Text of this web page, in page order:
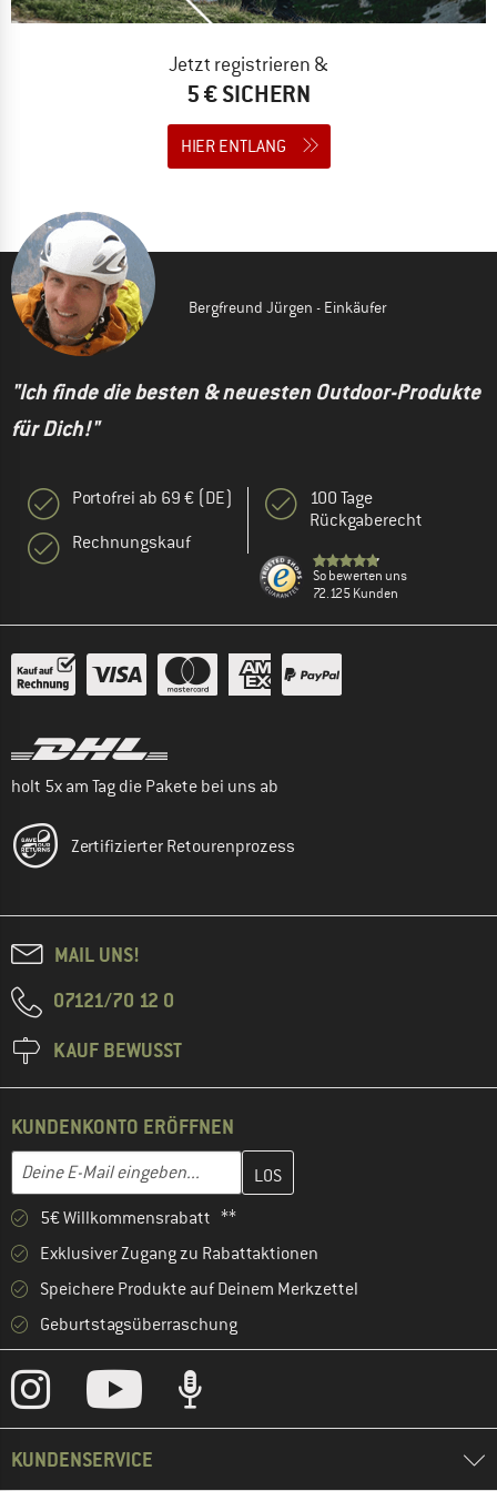
Jetzt registrieren &
5 € SICHERN
HIER ENTLANG
Bergfreund Jürgen - Einkäufer
"Ich finde die besten & neuesten Outdoor-Produkte
für Dich!"
Portofrei ab 69 € (DE)
Rechnungskauf
100 Tage
Rückgaberecht
So bewerten uns
72.125 Kunden
holt 5x am Tag die Pakete bei uns ab
Zertifizierter Retourenprozess
MAIL UNS!
07121/70 12 0
KAUF BEWUSST
KUNDENKONTO ERÖFFNEN
E-Mail-Adresse
Gib hier deine E-Mail-Adresse ein und erstelle im nächsten
5€ Willkommensrabatt **
Exklusiver Zugang zu Rabattaktionen
Speichere Produkte auf Deinem Merkzettel
Geburtstagsüberraschung
KUNDENSERVICE